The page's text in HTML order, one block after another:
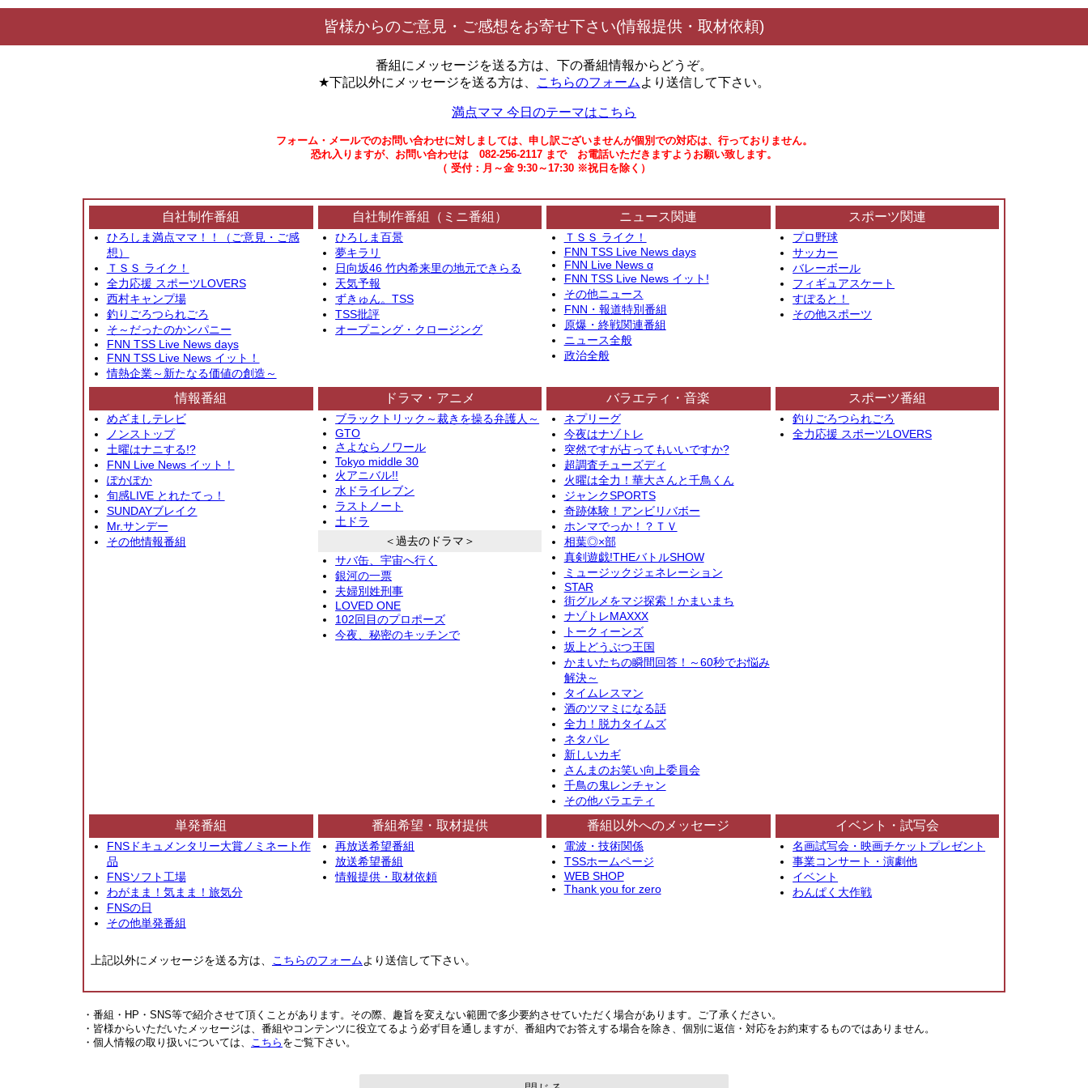
皆様からのご意見・ご感想をお寄せ下さい(情報提供・取材依頼)
番組にメッセージを送る方は、下の番組情報からどうぞ。
★下記以外にメッセージを送る方は、
こちらのフォーム より送信して下さい。
満点ママ 今日のテーマはこちら
フォーム・メールでのお問い合わせに対しましては、申し訳ございませんが個別での対応は、行っておりません。
恐れ入りますが、お問い合わせは 082-256-2117 まで お電話いただきますようお願い致します。
（ 受付：月～金 9:30～17:30 ※祝日を除く）
自社制作番組
ひろしま満点ママ！！（ご意見・ご感
想）
ＴＳＳ ライク！
全力応援 スポーツLOVERS
西村キャンプ場
釣りごろつられごろ
そ～だったのかンパニー
FNN TSS Live News days
FNN TSS Live News イット！
情熱企業～新たなる価値の創造～
自社制作番組（ミニ番組）
ひろしま百景
夢キラリ
日向坂46 竹内希来里の地元できらる
天気予報
ずきゅん。TSS
TSS批評
オープニング・クロージング
ニュース関連
ＴＳＳ ライク！
FNN TSS Live News days
FNN Live News α
FNN TSS Live News イット!
その他ニュース
FNN・報道特別番組
原爆・終戦関連番組
ニュース全般
政治全般
スポーツ関連
プロ野球
サッカー
バレーボール
フィギュアスケート
すぽると！
その他スポーツ
情報番組
めざましテレビ
ノンストップ
土曜はナニする!?
FNN Live News イット！
ぽかぽか
旬感LIVE とれたてっ！
SUNDAYブレイク
Mr.サンデー
その他情報番組
ドラマ・アニメ
ブラックトリック～裁きを操る弁護人～
GTO
さよならノワール
Tokyo middle 30
火アニバル!!
水ドライレブン
ラストノート
土ドラ
＜過去のドラマ＞
サバ缶、宇宙へ行く
銀河の一票
夫婦別姓刑事
LOVED ONE
102回目のプロポーズ
今夜、秘密のキッチンで
バラエティ・音楽
ネプリーグ
今夜はナゾトレ
突然ですが占ってもいいですか?
超調査チューズディ
火曜は全力！華大さんと千鳥くん
ジャンクSPORTS
奇跡体験！アンビリバボー
ホンマでっか！？ＴＶ
相葉◎×部
真剣遊戯!THEバトルSHOW
ミュージックジェネレーション
STAR
街グルメをマジ探索！かまいまち
ナゾトレMAXXX
トークィーンズ
坂上どうぶつ王国
かまいたちの瞬間回答！～60秒でお悩み
解決～
タイムレスマン
酒のツマミになる話
全力！脱力タイムズ
ネタパレ
新しいカギ
さんまのお笑い向上委員会
千鳥の鬼レンチャン
その他バラエティ
スポーツ番組
釣りごろつられごろ
全力応援 スポーツLOVERS
単発番組
FNSドキュメンタリー大賞ノミネート作
品
FNSソフト工場
わがまま！気まま！旅気分
FNSの日
その他単発番組
番組希望・取材提供
再放送希望番組
放送希望番組
情報提供・取材依頼
番組以外へのメッセージ
電波・技術関係
TSSホームページ
WEB SHOP
Thank you for zero
イベント・試写会
名画試写会・映画チケットプレゼント
事業コンサート・演劇他
イベント
わんぱく大作戦
上記以外にメッセージを送る方は、 こちらのフォームより送信して下さい。
・番組・HP・SNS等で紹介させて頂くことがあります。その際、趣旨を変えない範囲で多少要約させていただく場合があります。ご了承ください。
・皆様からいただいたメッセージは、番組やコンテンツに役立てるよう必ず目を通しますが、番組内でお答えする場合を除き、個別に返信・対応をお約束するものではありません。
・個人情報の取り扱いについては、
こちら をご覧下さい。